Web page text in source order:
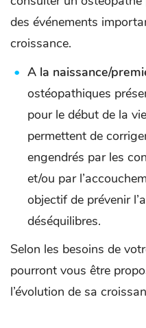
des événements
croissance.
A la naissance/
ostéopathiques
pour le début de la
permettent de
engendrés par les
et/ou par
objectif de prévenir
déséquilibres.
Selon les besoins de
pourront vous être
l’évolution de sa